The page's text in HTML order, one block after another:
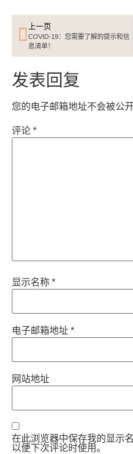
上一页
COVID-19：您需要了解的提示和信
息清单！
发表回复
您的电子邮箱地址不会被公开
评论 *
显示名称 *
电子邮箱地址 *
网站地址
在此浏览器中保存我的显示
以便下次评论时使用。